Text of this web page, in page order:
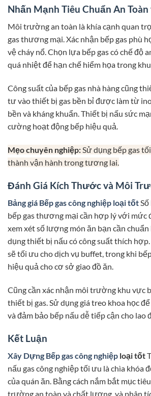
Nhấn Mạnh Tiêu Chuẩn An
Môi trường an toàn là khía cạnh quan
gas thương mại. Xác nhận bếp gas phù
vệ cháy nổ. Chọn lựa bếp gas có chế độ
quá nhiệt để hạn chế hiểm họa trong
Công suất của bếp gas nhà hàng cũng
tư vào thiết bị gas bền bỉ được làm từ
bền và kháng khuẩn. Thiết bị nấu sức
cường hoạt động bếp hiệu quả.
Mẹo chuyên nghiệp:Sử dụng bếp gas
thành vận hành trong tương lai.
Đánh Giá Kích Thước và Môi
Bảng giá Bếp gas công nghiệp loại tốt
bếp gas thương mại cần hợp lý với mức
xem xét số lượng món ăn bạn cần
dụng thiết bị nấu có công suất thích
sẽ tối ưu cho dịch vụ buffet, trong khi
hiệu quả cho cơ sở giao đồ ăn.
Cũng cần xác nhận môi trường khu vực
thiết bị gas. Sử dụng giá treo khoa học
và đảm bảo bếp nấu dễ tiếp cận cho lao
Kết Luận
Xây Dựng Bếp gas công nghiệp loại tốt
nấu gas công nghiệp tối ưu là chìa khóa
của quán ăn. Bằng cách nắm bắt mục
trường an toàn và chất lượng, và phân